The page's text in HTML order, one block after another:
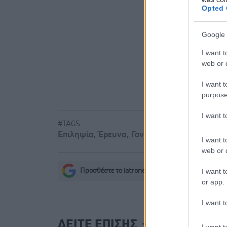
Opted
Google
I want
web or
I want
I want
I want
web or
I want
or app.
I want
Με
Ευστράτιο
#TAGS
Επιληψία, Έρευνα, Γονίδιο
Προσθέστε το iatronet.gr στο Discover